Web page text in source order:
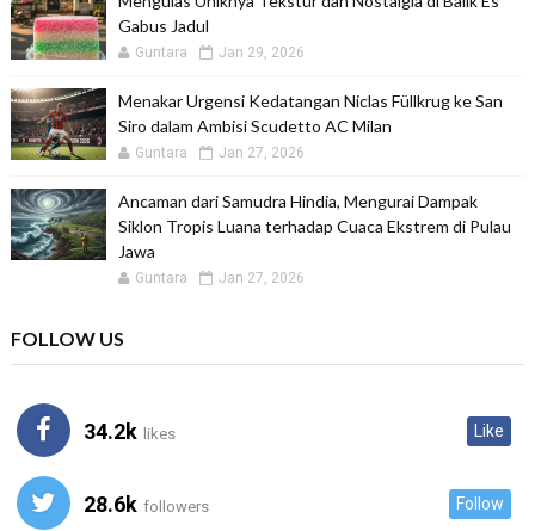
Gabus Jadul
Guntara Jan 29, 2026
Menakar Urgensi Kedatangan Niclas Füllkrug ke San
Siro dalam Ambisi Scudetto AC Milan
Guntara Jan 27, 2026
Ancaman dari Samudra Hindia, Mengurai Dampak
Siklon Tropis Luana terhadap Cuaca Ekstrem di Pulau
Jawa
Guntara Jan 27, 2026
FOLLOW US
34.2k likes Like
28.6k followers Follow